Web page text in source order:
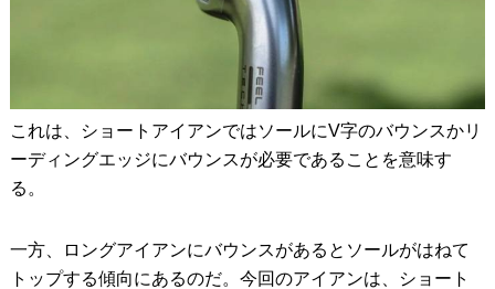
これは、ショートアイアンではソールにV字のバウンスかリ
ーディングエッジにバウンスが必要であることを意味す
る。
一方、ロングアイアンにバウンスがあるとソールがはねて
トップする傾向にあるのだ。今回のアイアンは、ショート